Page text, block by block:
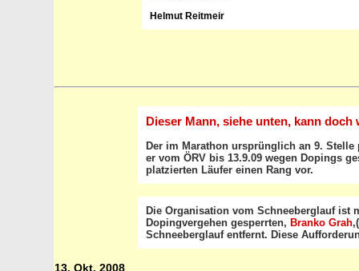
Helmut Reitmeir
Dieser Mann, siehe unten, kann
Der im Marathon ursprünglich an 9.
er vom ÖRV bis 13.9.09 wegen Dopings
platzierten Läufer einen Rang vor.
Die Organisation vom Schneeberglauf ist
Dopingvergehen gesperrten, Branko Grah
Schneeberglauf entfernt. Diese
13. Okt. 2008